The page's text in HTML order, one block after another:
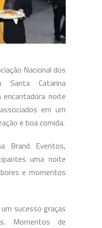
Nacional dos
Santa Catarina
encantadora noite
em um
e boa comida.
Brand Eventos,
uma noite
e momentos
sucesso graças
Momentos de